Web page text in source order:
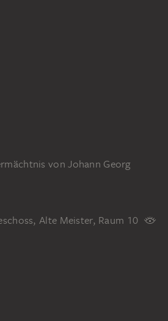
von Johann Georg
Alte Meister, Raum 10